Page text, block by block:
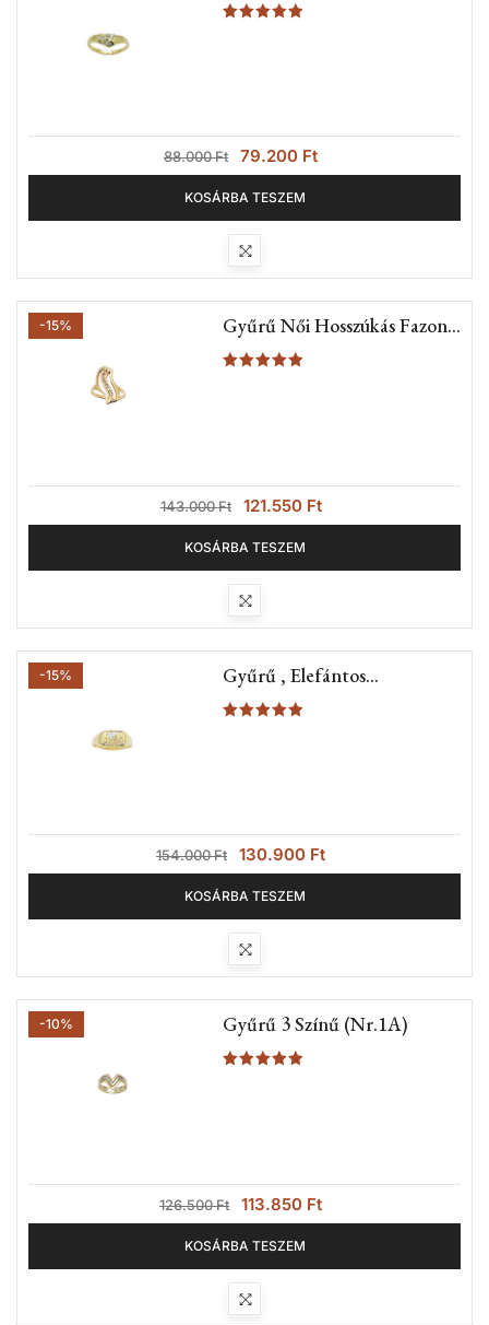
88.000Ft 79.200 Ft
KOSÁRBA TESZEM
-15%
Gyűrű Női Hosszúkás Fazonú
Gyűrű (Nr.4A)
143.000Ft 121.550 Ft
KOSÁRBA TESZEM
-15%
Gyűrű , Elefántos
Pecsétgyűrű (Nr.2A)
154.000Ft 130.900 Ft
KOSÁRBA TESZEM
-10% Gyűrű 3 Színű (Nr.1A)
126.500Ft 113.850 Ft
KOSÁRBA TESZEM